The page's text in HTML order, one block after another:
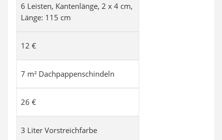
6 Leisten, Kantenlänge, 2 x 4 cm,
Länge: 115 cm
12 €
7 m² Dachpappenschindeln
26 €
3 Liter Vorstreichfarbe